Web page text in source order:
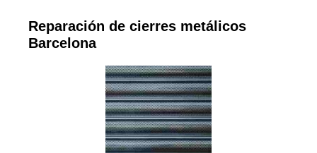
Reparación de cierres metálicos
Barcelona